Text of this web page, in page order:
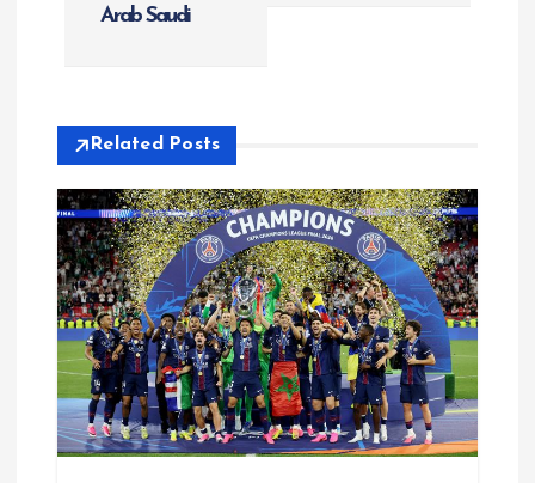
a
s
p
o
s
Arab Saudi
Related Posts